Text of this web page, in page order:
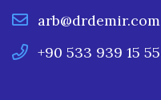
arb@drdemir.com
+90 533 939 15 55